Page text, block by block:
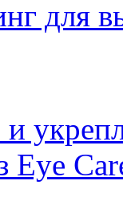
для
Eye